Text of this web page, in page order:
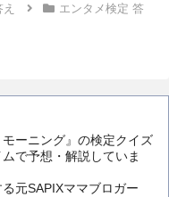
エンタメ検定 答
ーニング』の検定クイズ
で予想・解説していま
元SAPIXママブロガー